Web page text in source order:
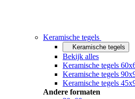
Keramische tegels
Keramische tegels
Bekijk alles
Keramische tegels
Keramische tegels
Keramische tegels
Andere formaten